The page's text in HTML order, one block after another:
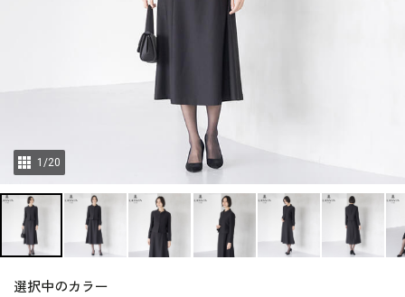
1 /20
選択中のカラー